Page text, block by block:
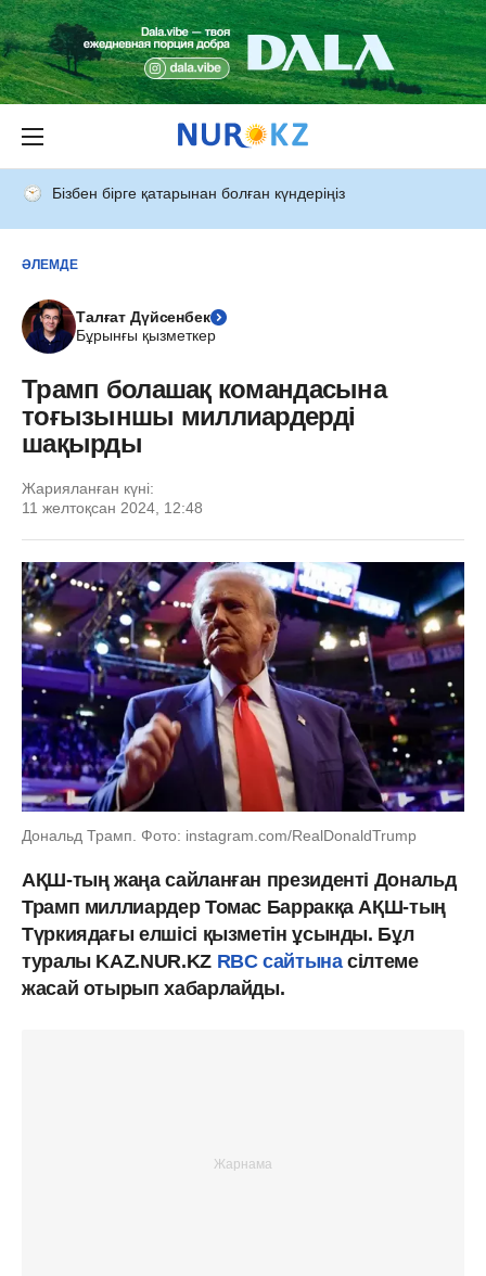
Бізбен бірге қатарынан болған күндеріңіз
ӘЛЕМДЕ
Талғат Дүйсенбек
Бұрынғы қызметкер
Трамп болашақ командасына
тоғызыншы миллиардерді
шақырды
Жарияланған күні:
11 желтоқсан 2024, 12:48
Дональд Трамп. Фото: instagram.com/RealDonaldTrump
АҚШ-тың жаңа сайланған президенті Дональд
Трамп миллиардер Томас Барракқа АҚШ-тың
Түркиядағы елшісі қызметін ұсынды. Бұл
туралы KAZ.NUR.KZ RBC сайтынасілтеме
жасай отырып хабарлайды.